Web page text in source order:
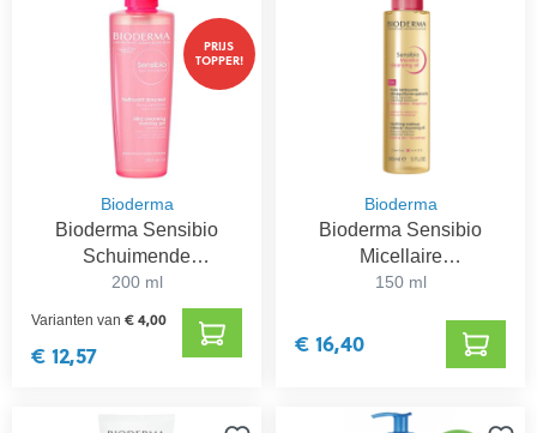
PRIJS
TOPPER!
Bioderma
Bioderma Sensibio
Schuimende
Reinigingsgel
200 ml
Varianten van€ 4,00
€ 12,57
Bioderma
Bioderma Sensibio
Micellaire
Reinigingsolie
150 ml
€ 16,40